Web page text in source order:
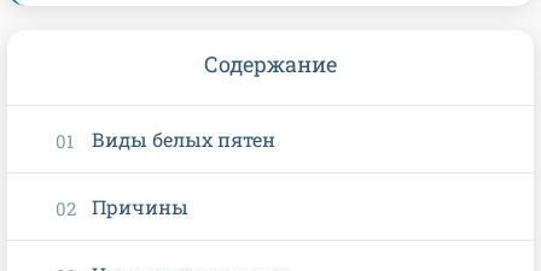
Содержание
Виды белых пятен
Причины